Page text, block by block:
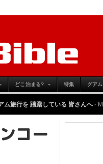
どこ泊まる? 特集 グア
躇している 皆さんへ-Monday,
コー